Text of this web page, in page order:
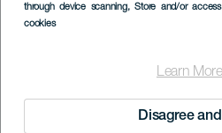
through device scanning, Store and/or
cookies
Learn
Disagree